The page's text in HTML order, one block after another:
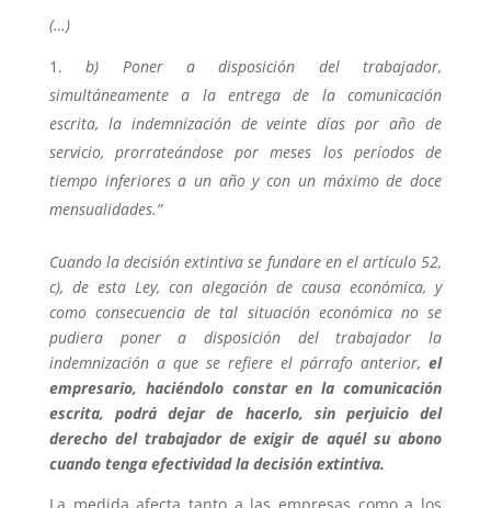
(…)
b) Poner a disposición del trabajador,
simultáneamente a la entrega de la comunicación
escrita, la indemnización de veinte días por año de
servicio, prorrateándose por meses los períodos de
tiempo inferiores a un año y con un máximo de doce
mensualidades.”
Cuando la decisión extintiva se fundare en el artículo 52,
c), de esta Ley, con alegación de causa económica, y
como consecuencia de tal situación económica no se
pudiera poner a disposición del trabajador la
indemnización a que se refiere el párrafo anterior,el
empresario, haciéndolo constar en la comunicación
escrita, podrá dejar de hacerlo, sin perjuicio del
derecho del trabajador de exigir de aquél su abono
cuando tenga efectividad la decisión extintiva.